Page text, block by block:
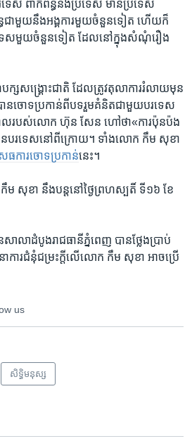
ទេស ពាក់ព័ន្ធ​នឹង​ប្រទេស មាន​ប្រទេស​
ជាមួយ​នឹង​អង្គការ​មួយ​ចំនួន​ទៀត ហើយ​ក៏​
ទេស​មួយ​ចំនួន​ទៀត ដែល​នៅ​ក្នុង​សំណុំ​រឿង​
សង្គ្រោះ​ជាតិ ​ដែល​ត្រូវ​តុលាការ​រំលាយ​មុន​
បាន​ចោទ​ប្រកាន់​ពី​បទ​រួម​គំនិត​ជាមួយ​បរទេស​
ាល​របស់​លោក ហ៊ុន សែន ហៅ​ថា​«ការ​ប៉ុនប៉ង​
ន​បរទេស​នៅ​ពីក្រោយ។ ទាំង​លោក កឹម សុខា
ធ​ការ​ចោទ​ប្រកាន់​នេះ។
ម សុខា នឹង​បន្ត​នៅ​ថ្ងៃ​ព្រហស្បតិ៍​ ទី​១៦ ខែ​
ាដំបូង​រាជធានី​ភ្នំពេញ បាន​ថ្លែង​ប្រាប់
ាការ​ជំនុំ​ជម្រះ​ក្តី​លើ​លោក កឹម សុខា អាច​ប្រើ​
us
សិទ្ធិ​មនុស្ស